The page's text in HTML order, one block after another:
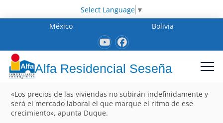
Select Language ▼
México
Bolivia
Alfa Residencial Seseña
«Los precios de las viviendas no subirán indefinidamente y
será el mercado laboral el que marque el ritmo de ese
crecimiento», apunta Duque.